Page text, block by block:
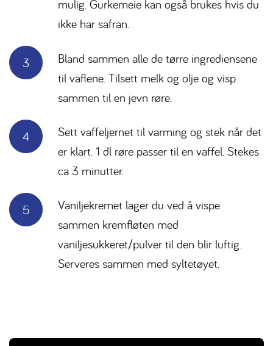
mulig. Gurkemeie kan også brukes hvis du
ikke har safran.
Bland sammen alle de tørre ingrediensene
til vaflene. Tilsett melk og olje og visp
sammen til en jevn røre.
Sett vaffeljernet til varming og stek når det
er klart. 1 dl røre passer til en vaffel. Stekes
ca 3 minutter.
Vaniljekremet lager du ved å vispe
sammen kremfløten med
vaniljesukkeret/pulver til den blir luftig.
Serveres sammen med syltetøyet.